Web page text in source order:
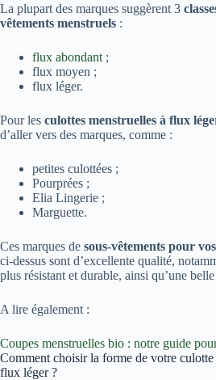
La plupart des marques suggèrent 3
vêtements menstruels :
flux abondant ;
flux moyen ;
flux léger.
Pour les culottes menstruelles à flux
d’aller vers des marques, comme :
petites culottées ;
Pourprées ;
Elia Lingerie ;
Marguette.
Ces marques de sous-vêtements pour
ci-dessus sont d’excellente qualité,
plus résistant et durable, ainsi qu’une
A lire également :
Coupes menstruelles bio : notre guide
Comment choisir la forme de votre
flux léger ?